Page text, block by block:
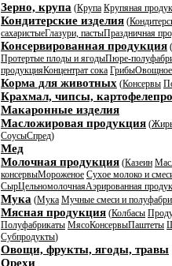
Зерно, крупа (Крупа Крупяная
Кондитерские изделия (
сахаристыеГлазури, пастыПраздничная
Консервированная продукция (
Протертые плоды и ягодыПюре-
продукцияКонцентрат сока Грибы
Корма для животных (Консервы
Крахмал, чипсы,
Макаронные изделия
Масложировая продукция (
СоусыСпред)
Мед
Молочная продукция (Казеин
консервыМороженое Сухое молоко и
СырЦельномолочнаяАэрированная
Мука (Мука Мучные смеси и
Мясная продукция (Колбасы
Полуфабрикаты МясоКонсервыПаштеты
Субпродукты)
Овощи, фрукты, ягоды, травы
Орехи